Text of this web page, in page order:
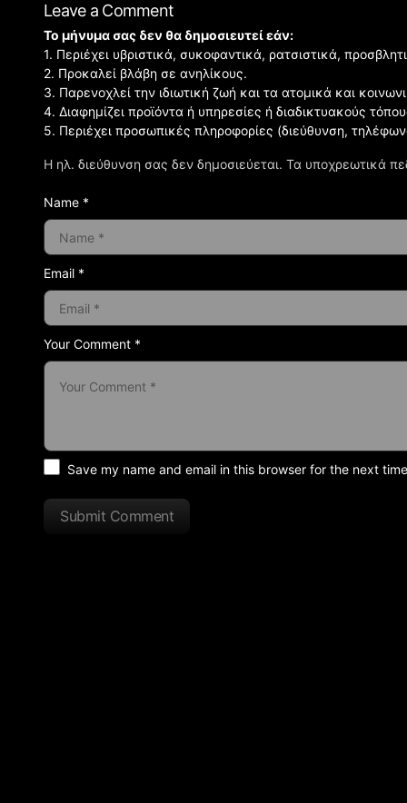
Leave a Comment
Η ηλ. διεύθυνση σας δεν δημοσιεύεται. Τα υποχρεωτικά
Your Comment *
Το μήνυμα σας δεν θα δημοσιευτεί εάν:
1. Περιέχει υβριστικά, συκοφαντικά, ρατσιστικά,
2. Προκαλεί βλάβη σε ανηλίκους.
3. Παρενοχλεί την ιδιωτική ζωή και τα ατομικά και
4. Διαφημίζει προϊόντα ή υπηρεσίες ή διαδικτυακούς
5. Περιέχει προσωπικές πληροφορίες (διεύθυνση,
Name *
Email *
Save my name and email in this browser for the next
Submit Comment